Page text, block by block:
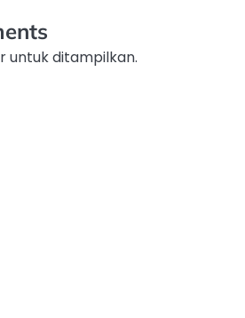
untuk ditampilkan.